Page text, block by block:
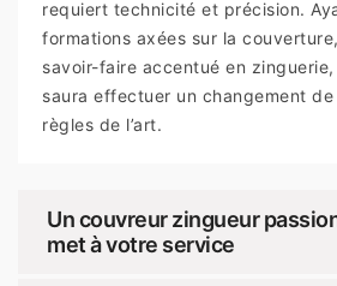
requiert technicité et précision.
formations axées sur la
savoir-faire accentué en
saura effectuer un changement
règles de l’art.
Un couvreur zingueur
met à votre service